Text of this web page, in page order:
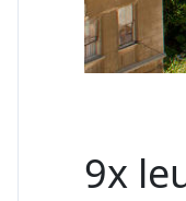
9x